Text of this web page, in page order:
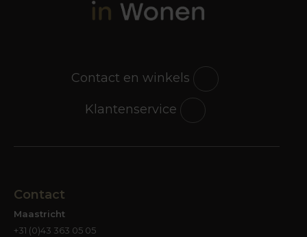
Contact en winkels
Klantenservice
Contact
Maastricht
+31 (0)43 363 05 05